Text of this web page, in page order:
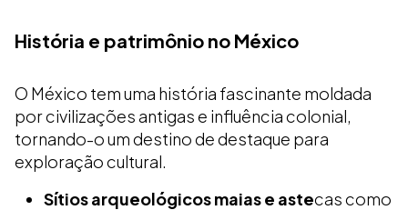
História e patrimônio no México
O México tem uma história fascinante moldada
por civilizações antigas e influência colonial,
tornando-o um destino de destaque para
exploração cultural.
Sítios arqueológicos maias e astecas como